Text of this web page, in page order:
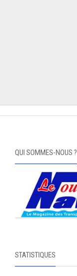
QUI SOMMES-NOUS ?
STATISTIQUES